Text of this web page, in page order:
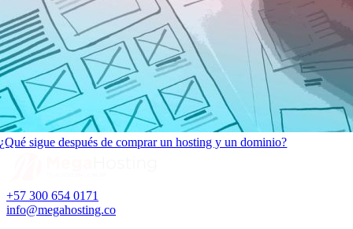
¿Qué sigue después de comprar un hosting y un dominio?
+57 300 654 0171
info@megahosting.co